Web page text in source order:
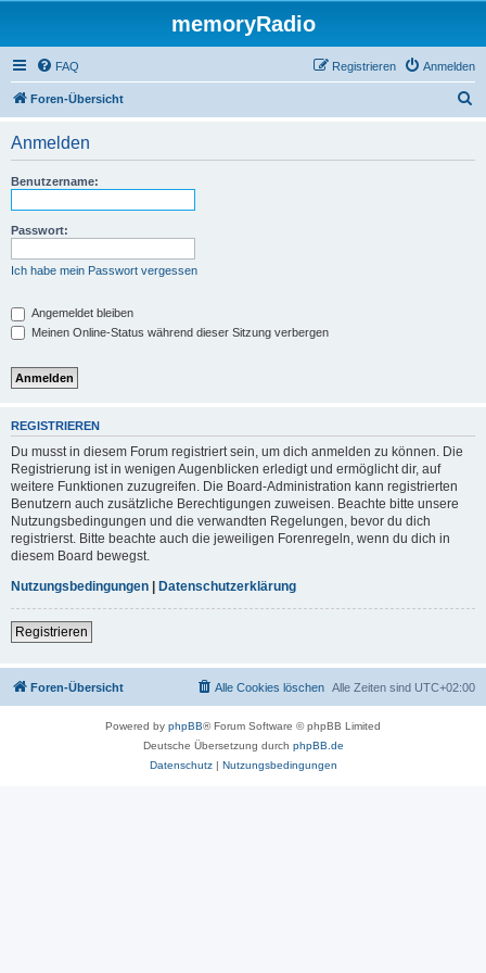
memoryRadio
FAQ Anmelden
Registrieren
Foren-Übersicht
Anmelden
Benutzername:
Passwort:
Ich habe mein Passwort vergessen
Angemeldet bleiben
Meinen Online-Status während dieser Sitzung verbergen
REGISTRIEREN
Du musst in diesem Forum registriert sein, um dich anmelden zu können. Die
Registrierung ist in wenigen Augenblicken erledigt und ermöglicht dir, auf
weitere Funktionen zuzugreifen. Die Board-Administration kann registrierten
Benutzern auch zusätzliche Berechtigungen zuweisen. Beachte bitte unsere
Nutzungsbedingungen und die verwandten Regelungen, bevor du dich
registrierst. Bitte beachte auch die jeweiligen Forenregeln, wenn du dich in
diesem Board bewegst.
Nutzungsbedingungen | Datenschutzerklärung
Registrieren
Foren-Übersicht Alle Zeiten sind UTC+02:00
Alle Cookies löschen
Powered by phpBB® Forum Software © phpBB Limited
Deutsche Übersetzung durch phpBB.de
Datenschutz| Nutzungsbedingungen